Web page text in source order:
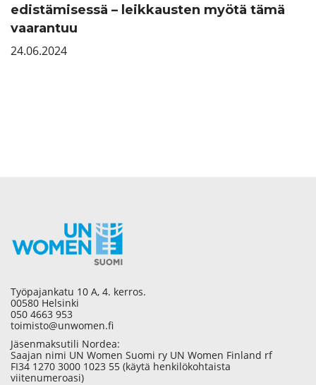
edistämisessä – leikkausten myötä tämä
vaarantuu
24.06.2024
Työpajankatu 10 A, 4. kerros.
00580 Helsinki
050 4663 953
toimisto@unwomen.fi
Jäsenmaksutili Nordea:
Saajan nimi UN Women Suomi ry UN Women Finland rf
FI34 1270 3000 1023 55 (käytä henkilökohtaista
viitenumeroasi)